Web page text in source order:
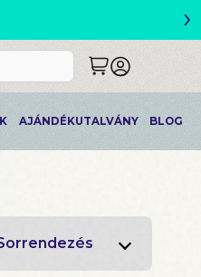
›
AJÁNDÉKUTALVÁNY BLOG